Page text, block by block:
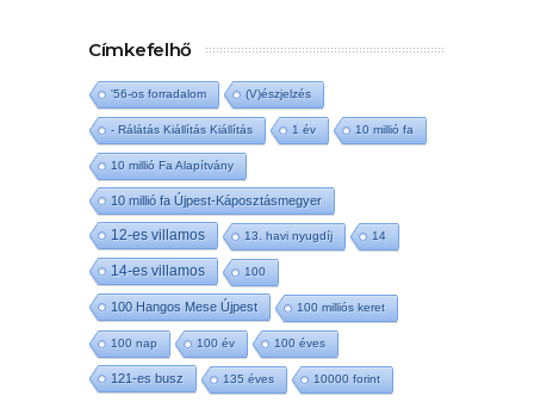
Címkefelhő
'56-os forradalom (V)észjelzés
- Rálátás Kiállítás Kiállítás 1 év 10 millió fa
10 millió Fa Alapítvány
10 millió fa Újpest-Káposztásmegyer
12-es villamos 13. havi nyugdíj 14
14-es villamos 100
100 Hangos Mese Újpest 100 milliós keret
100 nap 100 év 100 éves
121-es busz 135 éves 10000 forint